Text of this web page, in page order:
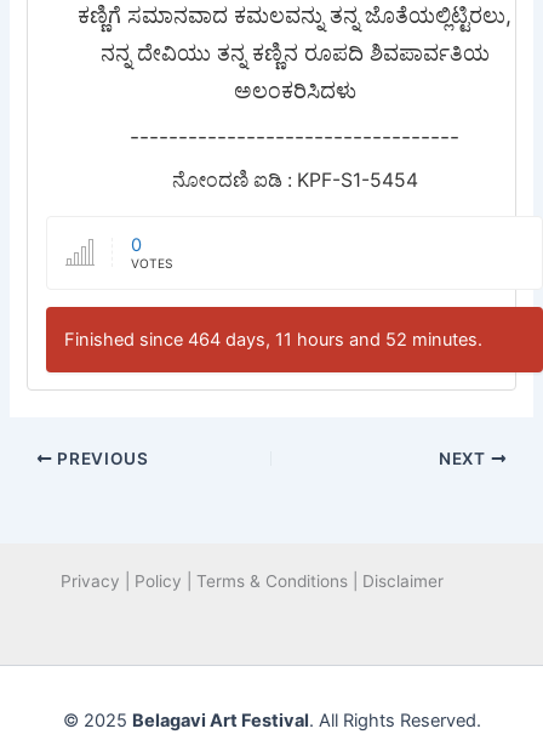
ಕಣ್ಣಿಗೆ ಸಮಾನವಾದ ಕಮಲವನ್ನು ತನ್ನ ಜೊತೆಯಲ್ಲಿಟ್ಟಿರಲು,
ನನ್ನ ದೇವಿಯು ತನ್ನ ಕಣ್ಣಿನ ರೂಪದಿ ಶಿವಪಾರ್ವತಿಯ
ಅಲಂಕರಿಸಿದಳು
----------------------------------
ನೋಂದಣಿ ಐಡಿ : KPF-S1-5454
0
VOTES
Finished since 464 days, 11 hours and 52 minutes.
PREVIOUS NEXT
Privacy | Policy | Terms & Conditions | Disclaimer
© 2025 Belagavi Art Festival. All Rights Reserved.